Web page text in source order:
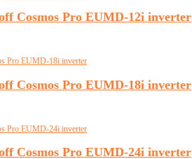
Cosmos Pro EUMD-12i inverter
Cosmos Pro EUMD-18i inverter
Cosmos Pro EUMD-24i inverter